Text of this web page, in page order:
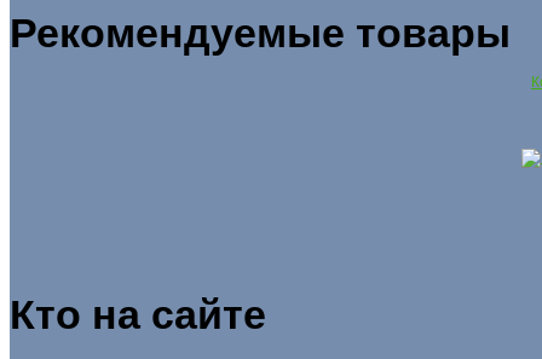
Рекомендуемые товары
Кто на сайте